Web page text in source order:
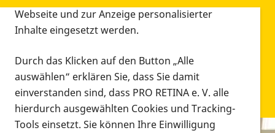
Webseite und zur Anzeige personalisierter
Inhalte eingesetzt werden.
Durch das Klicken auf den Button „Alle
auswählen“ erklären Sie, dass Sie damit
einverstanden sind, dass PRO RETINA e. V. alle
hierdurch ausgewählten Cookies und Tracking-
Tools einsetzt. Sie können Ihre Einwilligung